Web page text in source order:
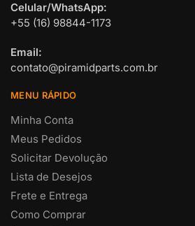
Celular/WhatsApp:
+55 (16) 98844-1173
Email:
contato@piramidparts.com.br
MENU RÁPIDO
Minha Conta
Meus Pedidos
Solicitar Devolução
Lista de Desejos
Frete e Entrega
Como Comprar